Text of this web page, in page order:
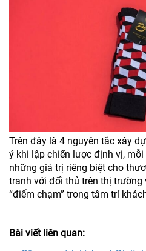
Trên đây là 4 nguyên tắc xây
ý khi lập chiến lược định vị, mỗi
những giá trị riêng biệt cho
tranh với đối thủ trên thị trường
“điểm chạm” trong tâm trí
Bài viết liên quan: